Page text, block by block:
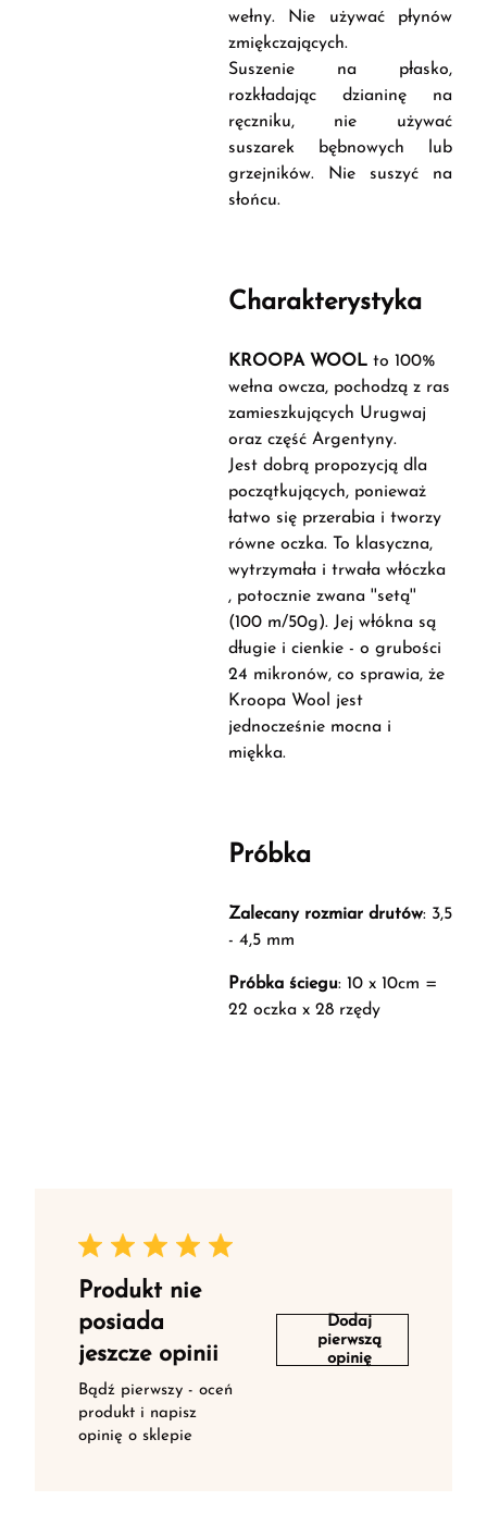
wełny. Nie używać płynów
zmiękczających.
Suszenie na płasko,
rozkładając dzianinę na
ręczniku, nie używać
suszarek bębnowych lub
grzejników. Nie suszyć na
słońcu.
Charakterystyka
KROOPA WOOLto 100%
wełna owcza, pochodzą z ras
zamieszkujących Urugwaj
oraz część Argentyny.
Jest dobrą propozycją dla
początkujących, ponieważ
łatwo się przerabia i tworzy
równe oczka. To klasyczna,
wytrzymała i trwała włóczka
, potocznie zwana ''setą''
(100 m/50g). Jej włókna są
długie i cienkie - o grubości
24 mikronów, co sprawia, że
Kroopa Wool jest
jednocześnie mocna i
miękka.
Próbka
Zalecany rozmiar drutów: 3,5
- 4,5 mm
Próbka ściegu: 10 x 10cm =
22 oczka x 28 rzędy
Produkt nie
posiada
jeszcze opinii
Bądź pierwszy - oceń
produkt i napisz
opinię o sklepie
Dodaj
pierwszą
opinię